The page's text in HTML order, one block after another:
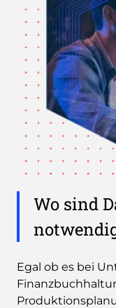
Wo sind
Egal ob es bei